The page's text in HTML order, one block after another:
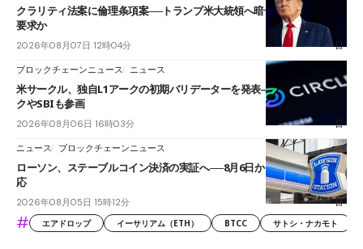
クラリティ法案に倫理条項案──トランプ米大統領へ暗号資産事業の売却
要求か
2026年08月07日 12時04分
ブロックチェーンニュース ニュース
米サークル、独自L1アークの初期バリデーターを発表――ブラックロッ
クやSBIも参画
2026年08月06日 16時03分
ニュース ブロックチェーンニュース
ローソン、ステーブルコイン決済の実証へ──8月6日からJPYCやUSDC対
応
2026年08月05日 15時12分
# エアドロップ イーサリアム（ETH） BTCC サトシ・ナカモト